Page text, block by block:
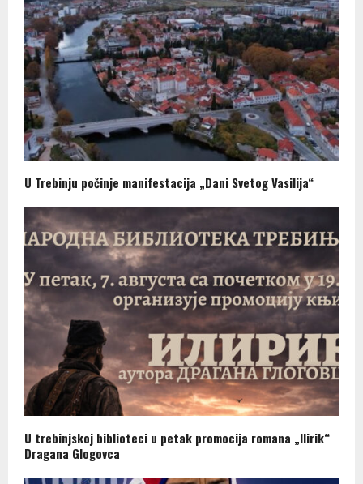
U Trebinju počinje manifestacija „Dani Svetog Vasilija“
U trebinjskoj biblioteci u petak promocija romana „Ilirik“
Dragana Glogovca